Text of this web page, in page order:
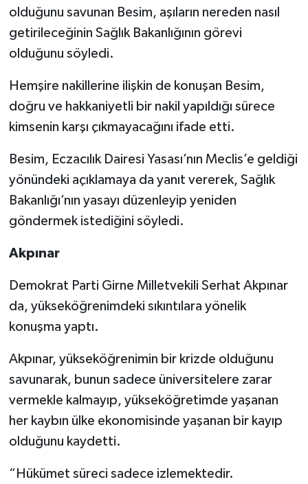
olduğunu savunan Besim, aşıların nereden nasıl
getirileceğinin Sağlık Bakanlığının görevi
olduğunu söyledi.
Hemşire nakillerine ilişkin de konuşan Besim,
doğru ve hakkaniyetli bir nakil yapıldığı sürece
kimsenin karşı çıkmayacağını ifade etti.
Besim, Eczacılık Dairesi Yasası’nın Meclis’e geldiği
yönündeki açıklamaya da yanıt vererek, Sağlık
Bakanlığı’nın yasayı düzenleyip yeniden
göndermek istediğini söyledi.
Akpınar
Demokrat Parti Girne Milletvekili Serhat Akpınar
da, yükseköğrenimdeki sıkıntılara yönelik
konuşma yaptı.
Akpınar, yükseköğrenimin bir krizde olduğunu
savunarak, bunun sadece üniversitelere zarar
vermekle kalmayıp, yükseköğretimde yaşanan
her kaybın ülke ekonomisinde yaşanan bir kayıp
olduğunu kaydetti.
“Hükümet süreci sadece izlemektedir.